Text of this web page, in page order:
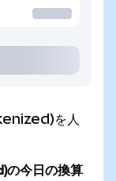
を人
の今日の換算